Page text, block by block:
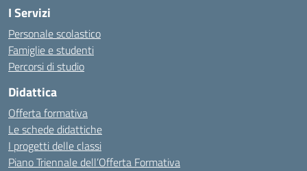
I Servizi
Personale scolastico
Famiglie e studenti
Percorsi di studio
Didattica
Offerta formativa
Le schede didattiche
I progetti delle classi
Piano Triennale dell’Offerta Formativa